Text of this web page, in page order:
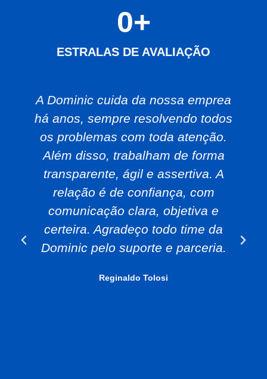
ESTRALAS DE AVALIAÇÃO
0+
A Dominic cuida da nossa emprea
há anos, sempre resolvendo todos
os problemas com toda atenção.
Além disso, trabalham de forma
transparente, ágil e assertiva. A
relação é de confiança, com
comunicação clara, objetiva e
certeira. Agradeço todo time da
Dominic pelo suporte e parceria.
Reginaldo Tolosi